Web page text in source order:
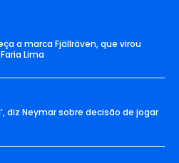
a marca Fjällräven, que virou
Lima
diz Neymar sobre decisão de jogar